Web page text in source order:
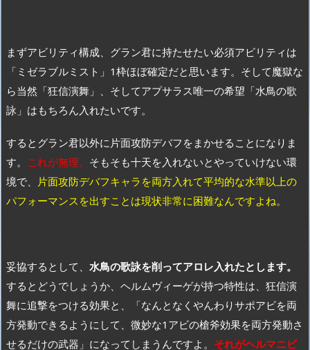
まずアビリティ構成、グラン君に持たせたい必須アビリティは
「ミゼラブルミスト」1枠ほぼ確定だと思います。そして魔獄な
ら当然「狂信演舞」、そしてアプサラス唯一の希望「水鳥の歌
詠」はもちろん入れたいです。
するとグラン君以外に片面攻防デバフをまかせることになりま
す。 これが無理。 そもそも十天を入れないとやっていけない環
境で、 片面攻防デバフキャラを両方入れて平均的な水準以上の
パフォーマンスを出すことは現状非常に困難なんですよね。
妥協するとして、 水鳥の歌詠を削ってアロレ入れたとします。
するとどうでしょうか、ヘルムヴィーゲが持つ特性は、狂信演
舞に追撃をつける効果と、「なんとなくやんわりサポアビを両
方発動できるようにして、微妙な1アビの槍斧効果を両方発動さ
せるだけの武器」になってしまうんですよ。 それがヘルマニビ